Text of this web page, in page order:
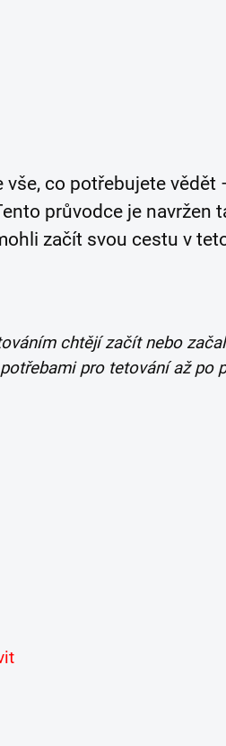
vše, co potřebujete vědět
průvodce je navržen
začít svou cestu v
chtějí začít nebo
pro tetování až po